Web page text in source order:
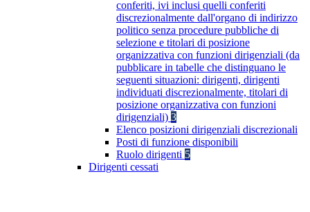
conferiti, ivi inclusi quelli conferiti
discrezionalmente dall'organo di indirizzo
politico senza procedure pubbliche di
selezione e titolari di posizione
organizzativa con funzioni dirigenziali (da
pubblicare in tabelle che distinguano le
seguenti situazioni: dirigenti, dirigenti
individuati discrezionalmente, titolari di
posizione organizzativa con funzioni
dirigenziali) 3
Elenco posizioni dirigenziali discrezionali
Posti di funzione disponibili
Ruolo dirigenti 5
Dirigenti cessati